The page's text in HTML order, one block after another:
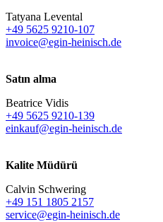
Tatyana Levental
+49 5625 9210-107
invoice@egin-heinisch.de
Satın alma
Beatrice Vidis
+49 5625 9210-139
einkauf@egin-heinisch.de
Kalite Müdürü
Calvin Schwering
+49 151 1805 2157
service@egin-heinisch.de